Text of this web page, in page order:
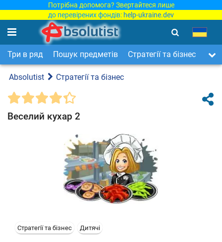
Потрібна допомога? Звертайтеся лише
до перевірених фондів: help-ukraine.dev
Три в ряд Пошук предметів Стратегії та бізнес
Absolutist Стратегії та бізнес
Веселий кухар 2
Стратегії та бізнес Дитячі